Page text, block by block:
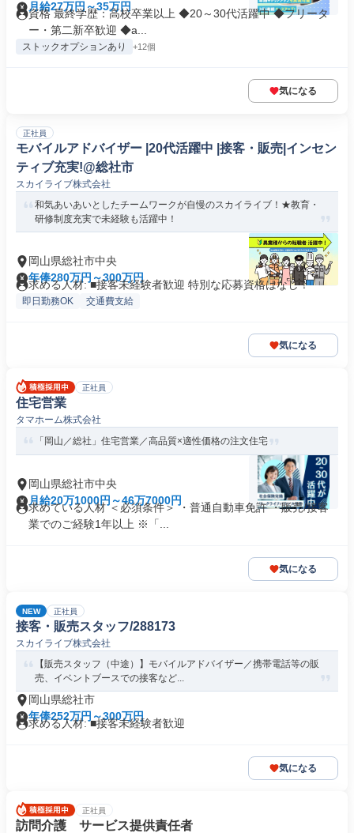
月給27万円～35万円
資格 最終学歴：高校卒業以上 ◆20～30代活躍中 ◆フリータ
ー・第二新卒歓迎 ◆a...
ストックオプションあり +12個
気になる
正社員
モバイルアドバイザー |20代活躍中 |接客・販売|インセン
ティブ充実!@総社市
スカイライブ株式会社
和気あいあいとしたチームワークが自慢のスカイライブ！★教育・
研修制度充実で未経験も活躍中！
岡山県総社市中央
年俸280万円～300万円
求める人材: ■接客未経験者歓迎 特別な応募資格はなし！
即日勤務OK 交通費支給
気になる
正社員
住宅営業
タマホーム株式会社
「岡山／総社」住宅営業／高品質×適性価格の注文住宅
岡山県総社市中央
月給20万1000円～46万7000円
求めている人材 ＜必須条件＞ ・普通自動車免許 ・販売/接客
業でのご経験1年以上 ※「...
気になる
NEW 正社員
接客・販売スタッフ/288173
スカイライブ株式会社
【販売スタッフ（中途）】モバイルアドバイザー／携帯電話等の販
売、イベントブースでの接客など...
岡山県総社市
年俸252万円～300万円
求める人材: ■接客未経験者歓迎
気になる
正社員
訪問介護 サービス提供責任者